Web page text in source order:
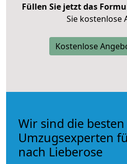
Füllen Sie jetzt das
Sie kostenlose
Kostenlose
Wir sind die besten
Umzugsexperten
nach Lieberose